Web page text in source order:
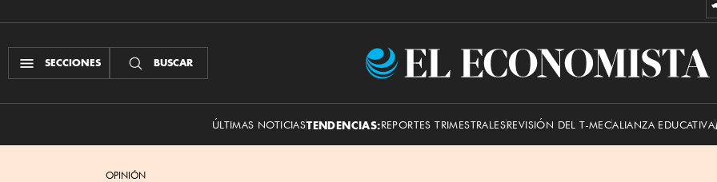
SECCIONES BUSCAR
El
ÚLTIMAS NOTICIASTENDENCIAS:REPORTES TRIMESTRALESREVISIÓN DEL T-MECALIANZA EDUCATIVA
OPINIÓN